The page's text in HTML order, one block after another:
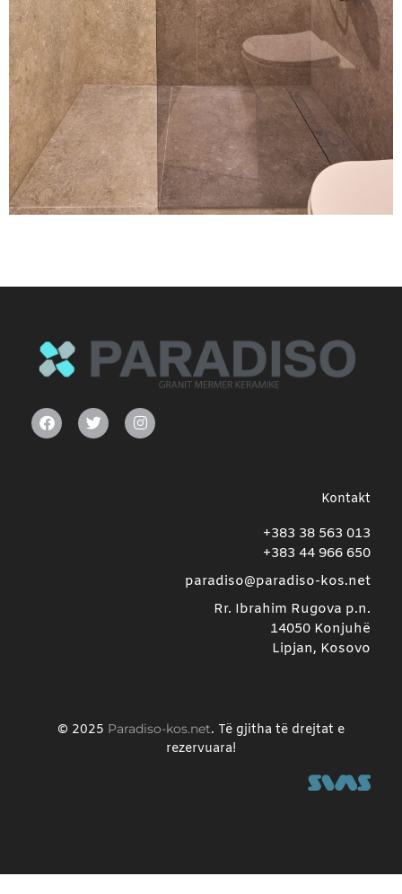
Kontakt
+383 38 563 013
+383 44 966 650
paradiso@paradiso-kos.net
Rr. Ibrahim Rugova p.n.
14050 Konjuhë
Lipjan, Kosovo
© 2025 Paradiso-kos.net. Të gjitha të drejtat e
rezervuara!